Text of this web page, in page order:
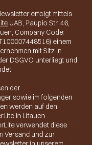
erfolgt mittels
UAB, Paupio Str. 46,
Company Code:
einem
mit Sitz in
DSGVO unterliegt und
der
sowie im folgenden
werden auf den
in Litauen
verwendet diese
Versand und zur